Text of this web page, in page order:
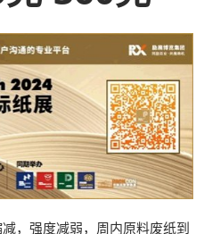
，强度减弱，周内原料废纸到